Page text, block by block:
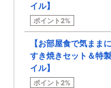
イル】
ポイント2%
【お部屋食で気まま
すき焼きセット＆特
イル】
ポイント2%